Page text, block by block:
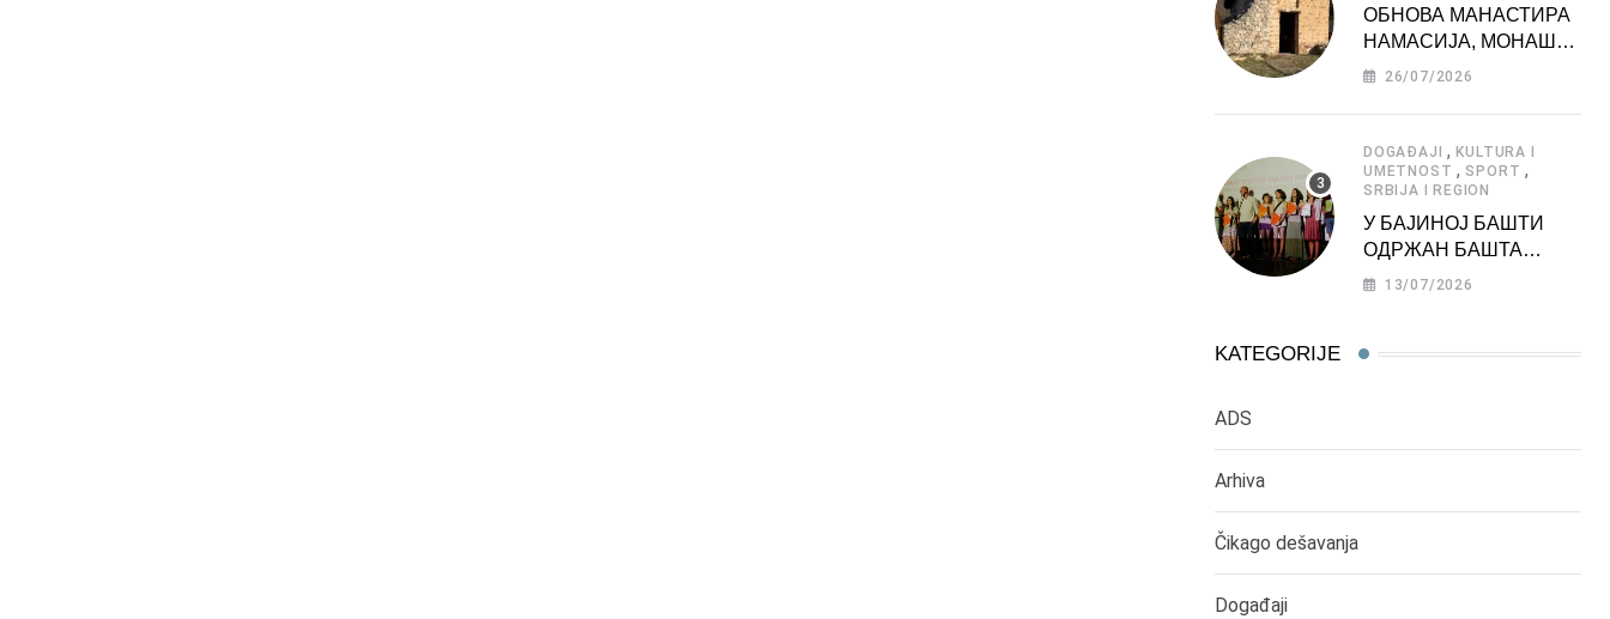
ОБНОВА МАНАСТИРА
НАМАСИЈА, МОНАШКЕ
ЗАДУЖБИНЕ
26/07/2026
DOGAĐAJI ,KULTURA I
UMETNOST , SPORT ,
SRBIJA I REGION
У БАЈИНОЈ БАШТИ
ОДРЖАН БАШТА
ФЕСТ 2026
13/07/2026
KATEGORIJE
ADS
Arhiva
Čikago dešavanja
Događaji